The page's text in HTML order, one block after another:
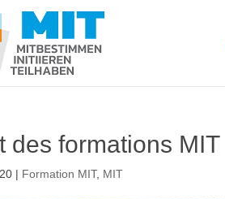
des formations MIT
| Formation MIT, MIT